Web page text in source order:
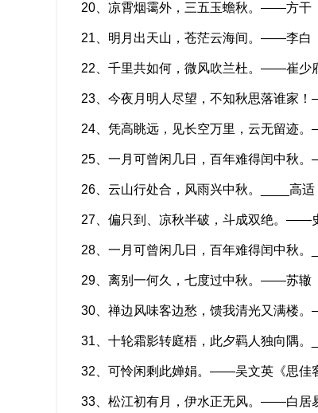
20、凉霄烟霭外，三五玉蟾秋。——方干
21、明月出天山，苍茫云海间。——李白
22、千里共如何，微风吹兰杜。——崔少
23、今夜月明人尽望，不知秋思落谁家
24、凭高眺远，见长空万里，云无留迹
25、一月可曾闲几日，百年难得闰中秋
26、云山行处合，风雨兴中秋。____高适
27、偏只到、凉秋半破，斗成双绝。——
28、一月可曾闲几日，百年难得闰中秋。
29、离别一何久，七度过中秋。——苏辙
30、禅边风味客边愁，馈我清光又满楼
31、十轮霜影转庭梧，此夕羁人独向隅。
32、可怜闲剩此婵娟。——吴文英《思佳客
33、松江初有月，伊水正无风。——白居